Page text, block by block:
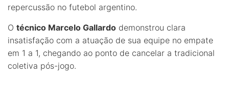
repercussão no futebol argentino.
O técnico Marcelo Gallardo demonstrou clara
insatisfação com a atuação de sua equipe no empate
em 1 a 1, chegando ao ponto de cancelar a tradicional
coletiva pós-jogo.